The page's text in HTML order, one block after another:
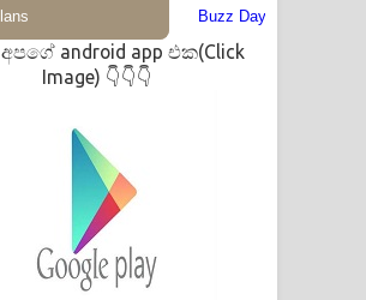
අපගේ android app එක(Click
Image) 👇👇👇